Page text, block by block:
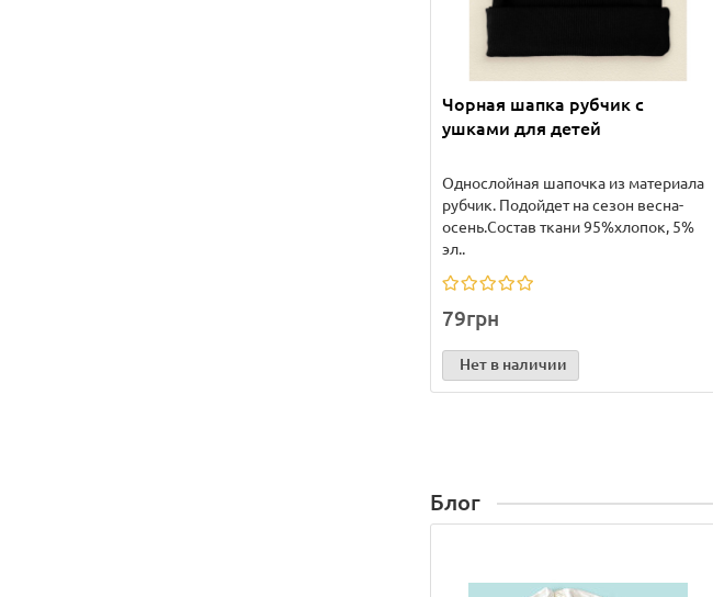
Чорная шапка рубчик с
ушками для детей
Однослойная шапочка из материала
рубчик. Подойдет на сезон весна-
осень.Состав ткани 95%хлопок, 5%
эл..
79грн
Нет в наличии
Блог